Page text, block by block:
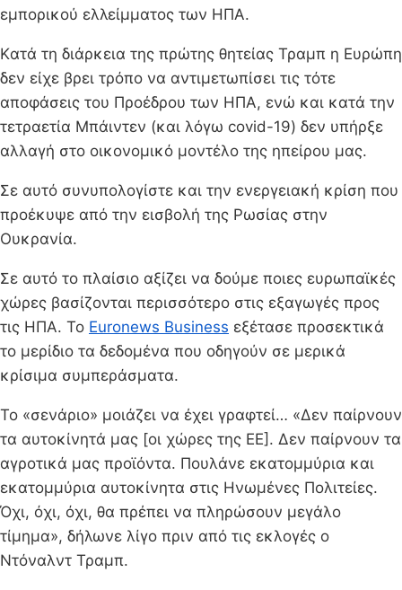
εμπορικού ελλείμματος των ΗΠΑ.
Kατά τη διάρκεια της πρώτης θητείας Τραμπ η Ευρώπη
δεν είχε βρει τρόπο να αντιμετωπίσει τις τότε
αποφάσεις του Προέδρου των ΗΠΑ, ενώ και κατά την
τετραετία Μπάιντεν (και λόγω covid-19) δεν υπήρξε
αλλαγή στο οικονομικό μοντέλο της ηπείρου μας.
Σε αυτό συνυπολογίστε και την ενεργειακή κρίση που
προέκυψε από την εισβολή της Ρωσίας στην
Ουκρανία.
Σε αυτό το πλαίσιο αξίζει να δούμε ποιες ευρωπαϊκές
χώρες βασίζονται περισσότερο στις εξαγωγές προς
τις ΗΠΑ. Το Euronews Business εξέτασε προσεκτικά
το μερίδιο τα δεδομένα που οδηγούν σε μερικά
κρίσιμα συμπεράσματα.
Το «σενάριο» μοιάζει να έχει γραφτεί… «Δεν παίρνουν
τα αυτοκίνητά μας [οι χώρες της ΕΕ]. Δεν παίρνουν τα
αγροτικά μας προϊόντα. Πουλάνε εκατομμύρια και
εκατομμύρια αυτοκίνητα στις Ηνωμένες Πολιτείες.
Όχι, όχι, όχι, θα πρέπει να πληρώσουν μεγάλο
τίμημα», δήλωνε λίγο πριν από τις εκλογές ο
Ντόναλντ Τραμπ.